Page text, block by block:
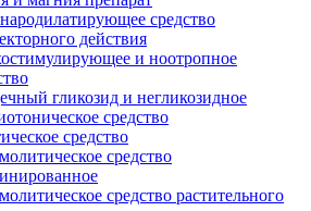
средство
действия
и ноотропное
гликозид и негликозидное
средство
средство
средство
средство растительного